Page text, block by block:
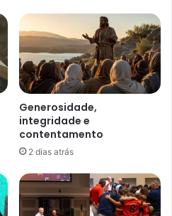
Generosidade,
integridade e
contentamento
2 dias atrás